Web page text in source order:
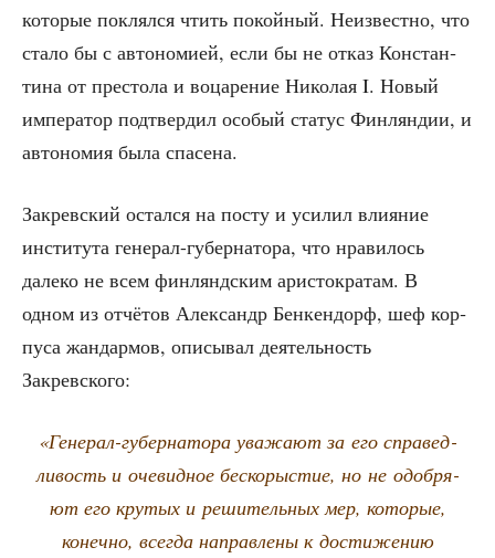
кото­рые поклял­ся чтить покой­ный. Неиз­вест­но, что
ста­ло бы с авто­но­ми­ей, если бы не отказ Кон­стан­
ти­на от пре­сто­ла и воца­ре­ние Нико­лая I. Новый
импе­ра­тор под­твер­дил осо­бый ста­тус Фин­лян­дии, и
авто­но­мия была спасена.
Закрев­ский остал­ся на посту и уси­лил вли­я­ние
инсти­ту­та гене­рал-губер­на­то­ра, что нра­ви­лось
дале­ко не всем фин­лянд­ским ари­сто­кра­там. В
одном из отчё­тов Алек­сандр Бен­кен­дорф, шеф кор­
пу­са жан­дар­мов, опи­сы­вал дея­тель­ность
Закревского:
«Гене­рал-губер­на­то­ра ува­жа­ют за его спра­вед­
ли­вость и оче­вид­ное бес­ко­ры­стие, но не одоб­ря­
ют его кру­тых и реши­тель­ных мер, кото­рые,
конеч­но, все­гда направ­ле­ны к дости­же­нию